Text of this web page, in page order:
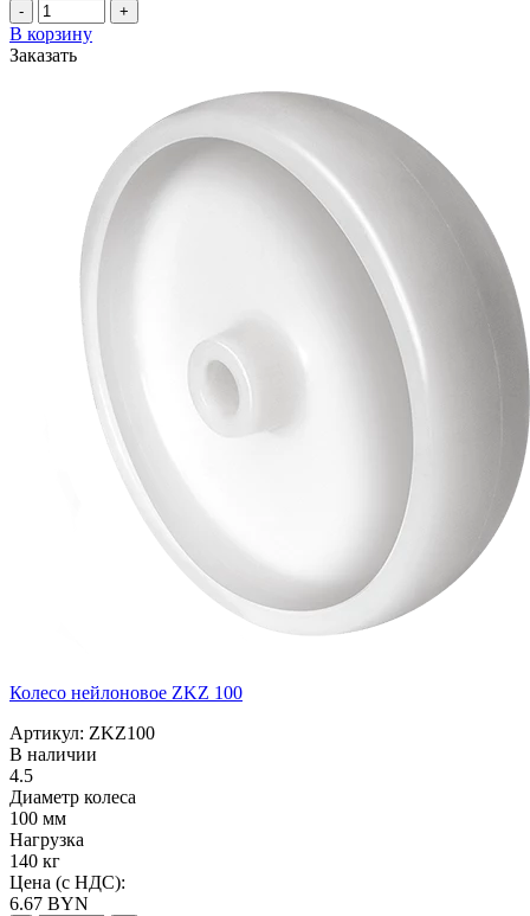
- +
В корзину
Заказать
Колесо нейлоновое ZKZ 100
Артикул: ZKZ100
В наличии
4.5
Диаметр колеса
100 мм
Нагрузка
140 кг
Цена (с НДС):
6.67 BYN